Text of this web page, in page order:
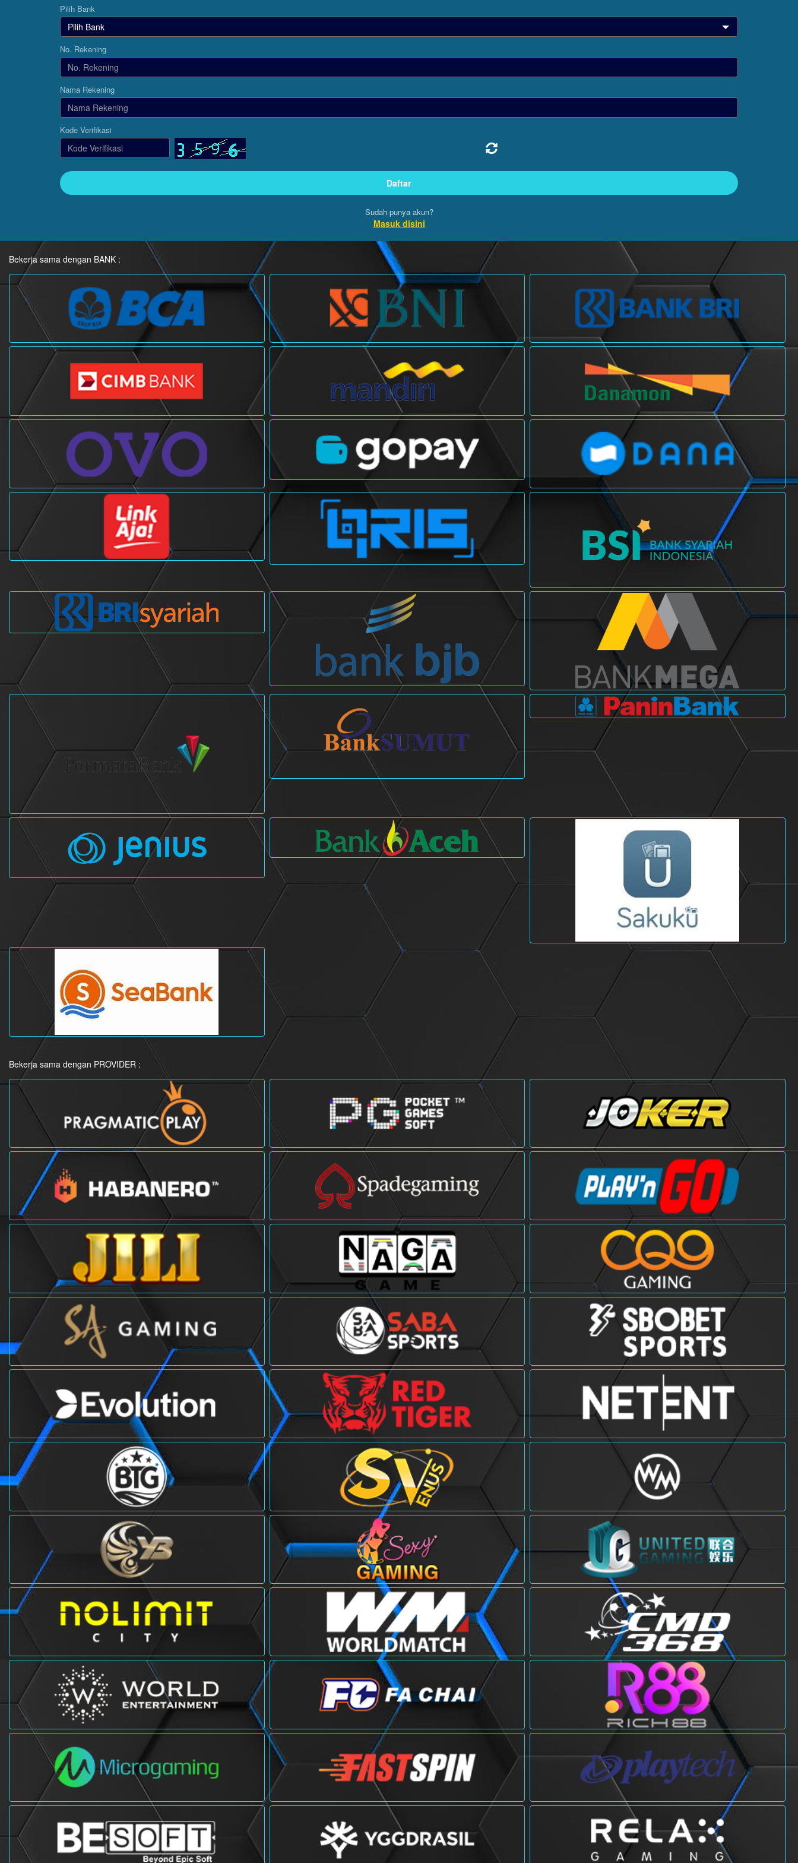
Pilih Bank
No. Rekening
Nama Rekening
Kode Verifikasi
Sudah punya akun?
Masuk disini
Bekerja sama dengan BANK :
Bekerja sama dengan PROVIDER :